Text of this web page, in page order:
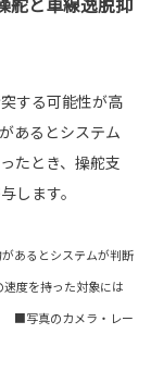
する可能性が高
あるとシステム
たとき、操舵支
します。
あるとシステムが判断
度を持った対象には
■写真のカメラ・レー